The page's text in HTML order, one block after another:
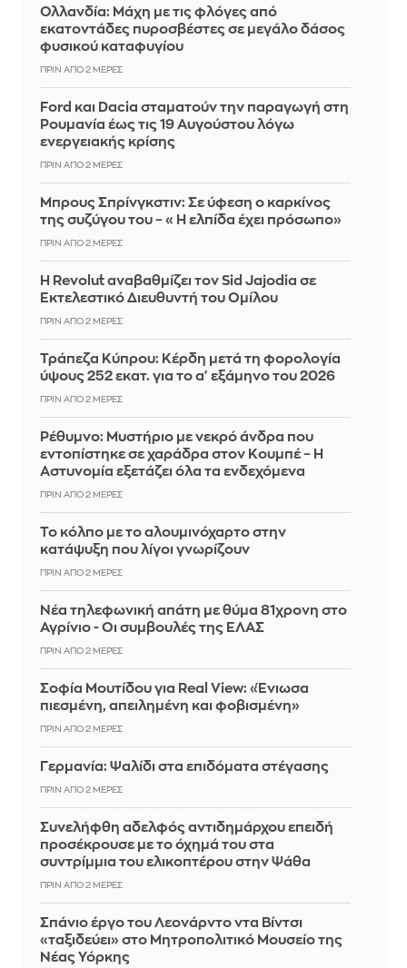
Ολλανδία: Μάχη με τις φλόγες από
εκατοντάδες πυροσβέστες σε μεγάλο δάσος
φυσικού καταφυγίου
ΠΡΙΝ ΑΠΌ 2 ΜΈΡΕΣ
Ford και Dacia σταματούν την παραγωγή στη
Ρουμανία έως τις 19 Αυγούστου λόγω
ενεργειακής κρίσης
ΠΡΙΝ ΑΠΌ 2 ΜΈΡΕΣ
Μπρους Σπρίνγκστιν: Σε ύφεση ο καρκίνος
της συζύγου του – «Η ελπίδα έχει πρόσωπο»
ΠΡΙΝ ΑΠΌ 2 ΜΈΡΕΣ
Η Revolut αναβαθμίζει τον Sid Jajodia σε
Εκτελεστικό Διευθυντή του Ομίλου
ΠΡΙΝ ΑΠΌ 2 ΜΈΡΕΣ
Τράπεζα Κύπρου: Κέρδη μετά τη φορολογία
ύψους 252 εκατ. για το α' εξάμηνο του 2026
ΠΡΙΝ ΑΠΌ 2 ΜΈΡΕΣ
Ρέθυμνο: Μυστήριο με νεκρό άνδρα που
εντοπίστηκε σε χαράδρα στον Κουμπέ – Η
Αστυνομία εξετάζει όλα τα ενδεχόμενα
ΠΡΙΝ ΑΠΌ 2 ΜΈΡΕΣ
Το κόλπο με το αλουμινόχαρτο στην
κατάψυξη που λίγοι γνωρίζουν
ΠΡΙΝ ΑΠΌ 2 ΜΈΡΕΣ
Νέα τηλεφωνική απάτη με θύμα 81χρονη στο
Αγρίνιο - Οι συμβουλές της ΕΛΑΣ
ΠΡΙΝ ΑΠΌ 2 ΜΈΡΕΣ
Σοφία Μουτίδου για Real View: «Ένιωσα
πιεσμένη, απειλημένη και φοβισμένη»
ΠΡΙΝ ΑΠΌ 2 ΜΈΡΕΣ
Γερμανία: Ψαλίδι στα επιδόματα στέγασης
ΠΡΙΝ ΑΠΌ 2 ΜΈΡΕΣ
Συνελήφθη αδελφός αντιδημάρχου επειδή
προσέκρουσε με το όχημά του στα
συντρίμμια του ελικοπτέρου στην Ψάθα
ΠΡΙΝ ΑΠΌ 2 ΜΈΡΕΣ
Σπάνιο έργο του Λεονάρντο ντα Βίντσι
«ταξιδεύει» στο Μητροπολιτικό Μουσείο της
Νέας Υόρκης